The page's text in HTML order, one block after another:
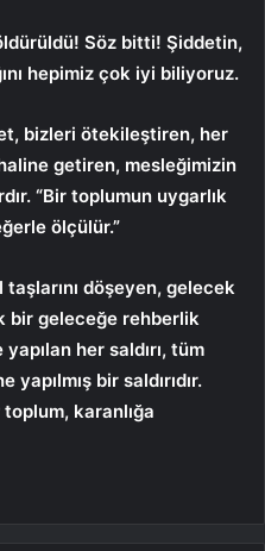
Söz bitti! Şiddetin,
hepimiz çok iyi biliyoruz.
bizleri ötekileştiren, her
getiren, mesleğimizin
“Bir toplumun uygarlık
ölçülür.”
döşeyen, gelecek
bir geleceğe rehberlik
her saldırı, tüm
bir saldırıdır.
karanlığa